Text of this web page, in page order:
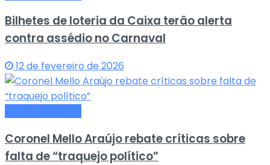
Bilhetes de loteria da Caixa terão alerta
contra assédio no Carnaval
12 de fevereiro de 2026
Coronel Mello Araújo rebate críticas sobre
falta de “traquejo político”